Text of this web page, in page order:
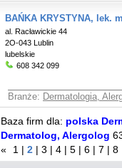
BAŃKA KRYSTYNA, lek.
al. Racławickie 44
2O-043 Lublin
lubelskie
608 342 099
Branże: Dermatologia,
Baza firm dla: polska
Dermatolog, Alergolog
«
1 2 3 4 5 6 7 8